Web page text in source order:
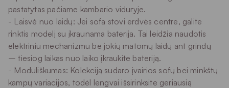
pastatytas pačiame kambario viduryje.
- Laisvė nuo laidų: Jei sofa stovi erdvės centre, galite
rinktis modelį su įkraunama baterija. Tai leidžia naudotis
elektriniu mechanizmu be jokių matomų laidų ant grindų
– tiesiog laikas nuo laiko įkraukite bateriją.
- Moduliškumas: Kolekciją sudaro įvairios sofų bei minkštų
kampų variacijos, todėl lengvai išsirinksite geriausią